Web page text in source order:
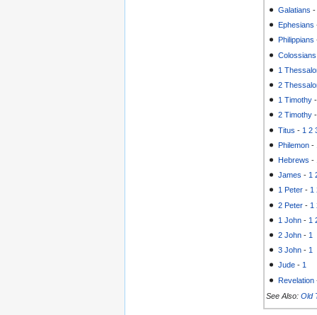
Galatians
Ephesians
Philippians
Colossians
1
2
1 Timothy
2 Timothy
Titus - 1 2
Philemon -
Hebrews -
James - 1
1 Peter -1
2 Peter - 1
1 John - 1
2 John - 1
3 John - 1
Jude -1
Revelation
See Also: Old